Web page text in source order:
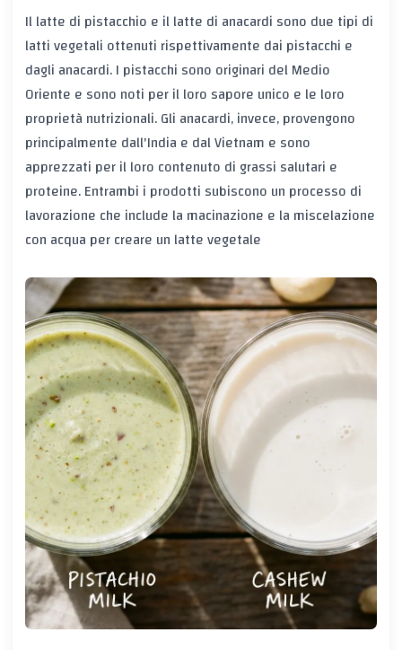
Il latte di pistacchio e il latte di anacardi sono due tipi di
latti vegetali ottenuti rispettivamente dai pistacchi e
dagli anacardi. I pistacchi sono originari del Medio
Oriente e sono noti per il loro sapore unico e le loro
proprietà nutrizionali. Gli anacardi, invece, provengono
principalmente dall'India e dal Vietnam e sono
apprezzati per il loro contenuto di grassi salutari e
proteine. Entrambi i prodotti subiscono un processo di
lavorazione che include la macinazione e la miscelazione
con acqua per creare un latte vegetale